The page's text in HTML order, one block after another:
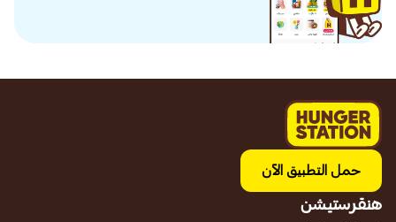
حمل التطبيق الآن
هنقرستيشن